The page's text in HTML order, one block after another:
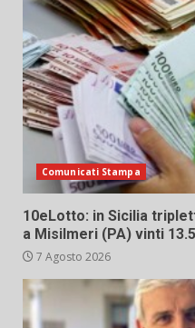
Comunicati Stampa
10eLotto: in Sicilia
a Misilmeri (PA) vinti
7 Agosto 2026